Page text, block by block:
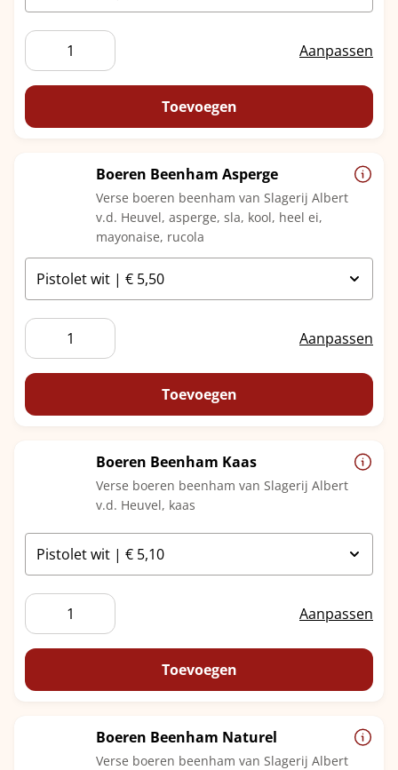
Zalmzijde
aantal
Aanpassen
Toevoegen
Boeren Beenham Asperge
Verse boeren beenham van Slagerij Albert
v.d. Heuvel, asperge, sla, kool, heel ei,
mayonaise, rucola
Boeren
Beenham
Asperge
Aanpassen
Toevoegen
Boeren Beenham Kaas
Verse boeren beenham van Slagerij Albert
v.d. Heuvel, kaas
Boeren
Beenham
Kaas
Aanpassen
Toevoegen
Boeren Beenham Naturel
Verse boeren beenham van Slagerij Albert